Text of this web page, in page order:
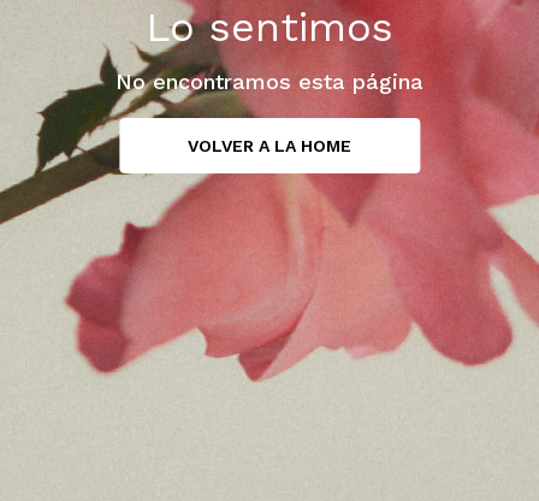
Lo sentimos
No encontramos esta página
VOLVER A LA HOME